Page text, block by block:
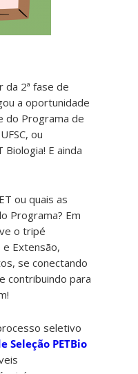
da 2ª fase de
a oportunidade
do Programa de
ou
E ainda
ou quais as
Programa? Em
o tripé
e Extensão,
se conectando
contribuindo para
seletivo
Seleção PETBio